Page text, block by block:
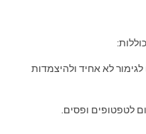
לא אחיד ולהיצמדות
לטפטופים ופסים.